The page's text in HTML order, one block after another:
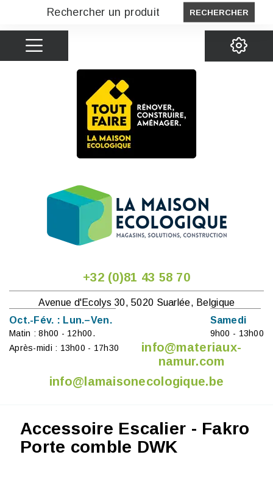
RECHERCHER
+32 (0)81 43 58 70
Avenue d'Ecolys 30, 5020 Suarlée, Belgique
Oct.-Fév. : Lun.–Ven.
Matin : 8h00 - 12h00.
Après-midi : 13h00 - 17h30
Samedi
9h00 - 13h00
info@materiaux-
namur.com
info@lamaisonecologique.be
Accessoire Escalier - Fakro
Porte comble DWK